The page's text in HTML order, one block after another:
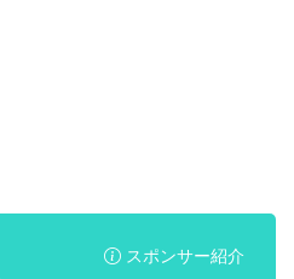
スポンサー紹介